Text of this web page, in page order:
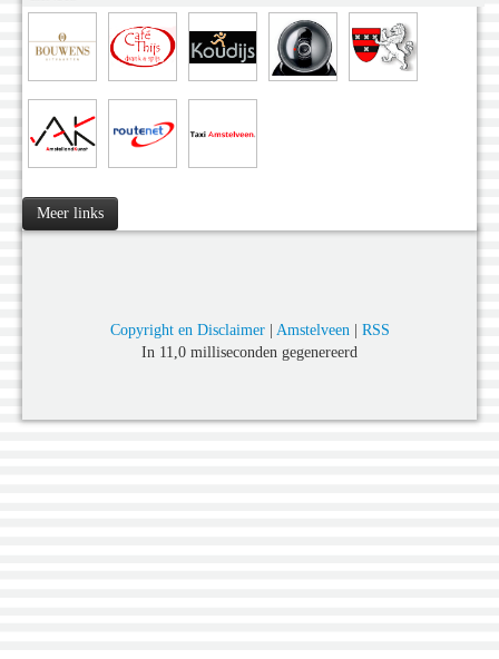
Meer links
Copyright en Disclaimer| Amstelveen| RSS
In 11,0 milliseconden gegenereerd